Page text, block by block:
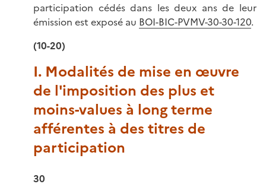
participation cédés dans les deux ans de leur
émission est exposé au BOI-BIC-PVMV-30-30-120.
(10-20)
I. Modalités de mise en œuvre
de l'imposition des plus et
moins-values à long terme
afférentes à des titres de
participation
30